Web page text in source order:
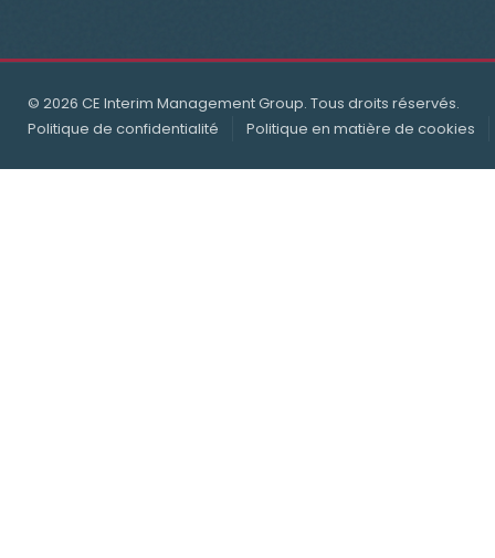
© 2026 CE Interim Management Group. Tous droits réservés.
Politique de confidentialité
Politique en matière de cookies